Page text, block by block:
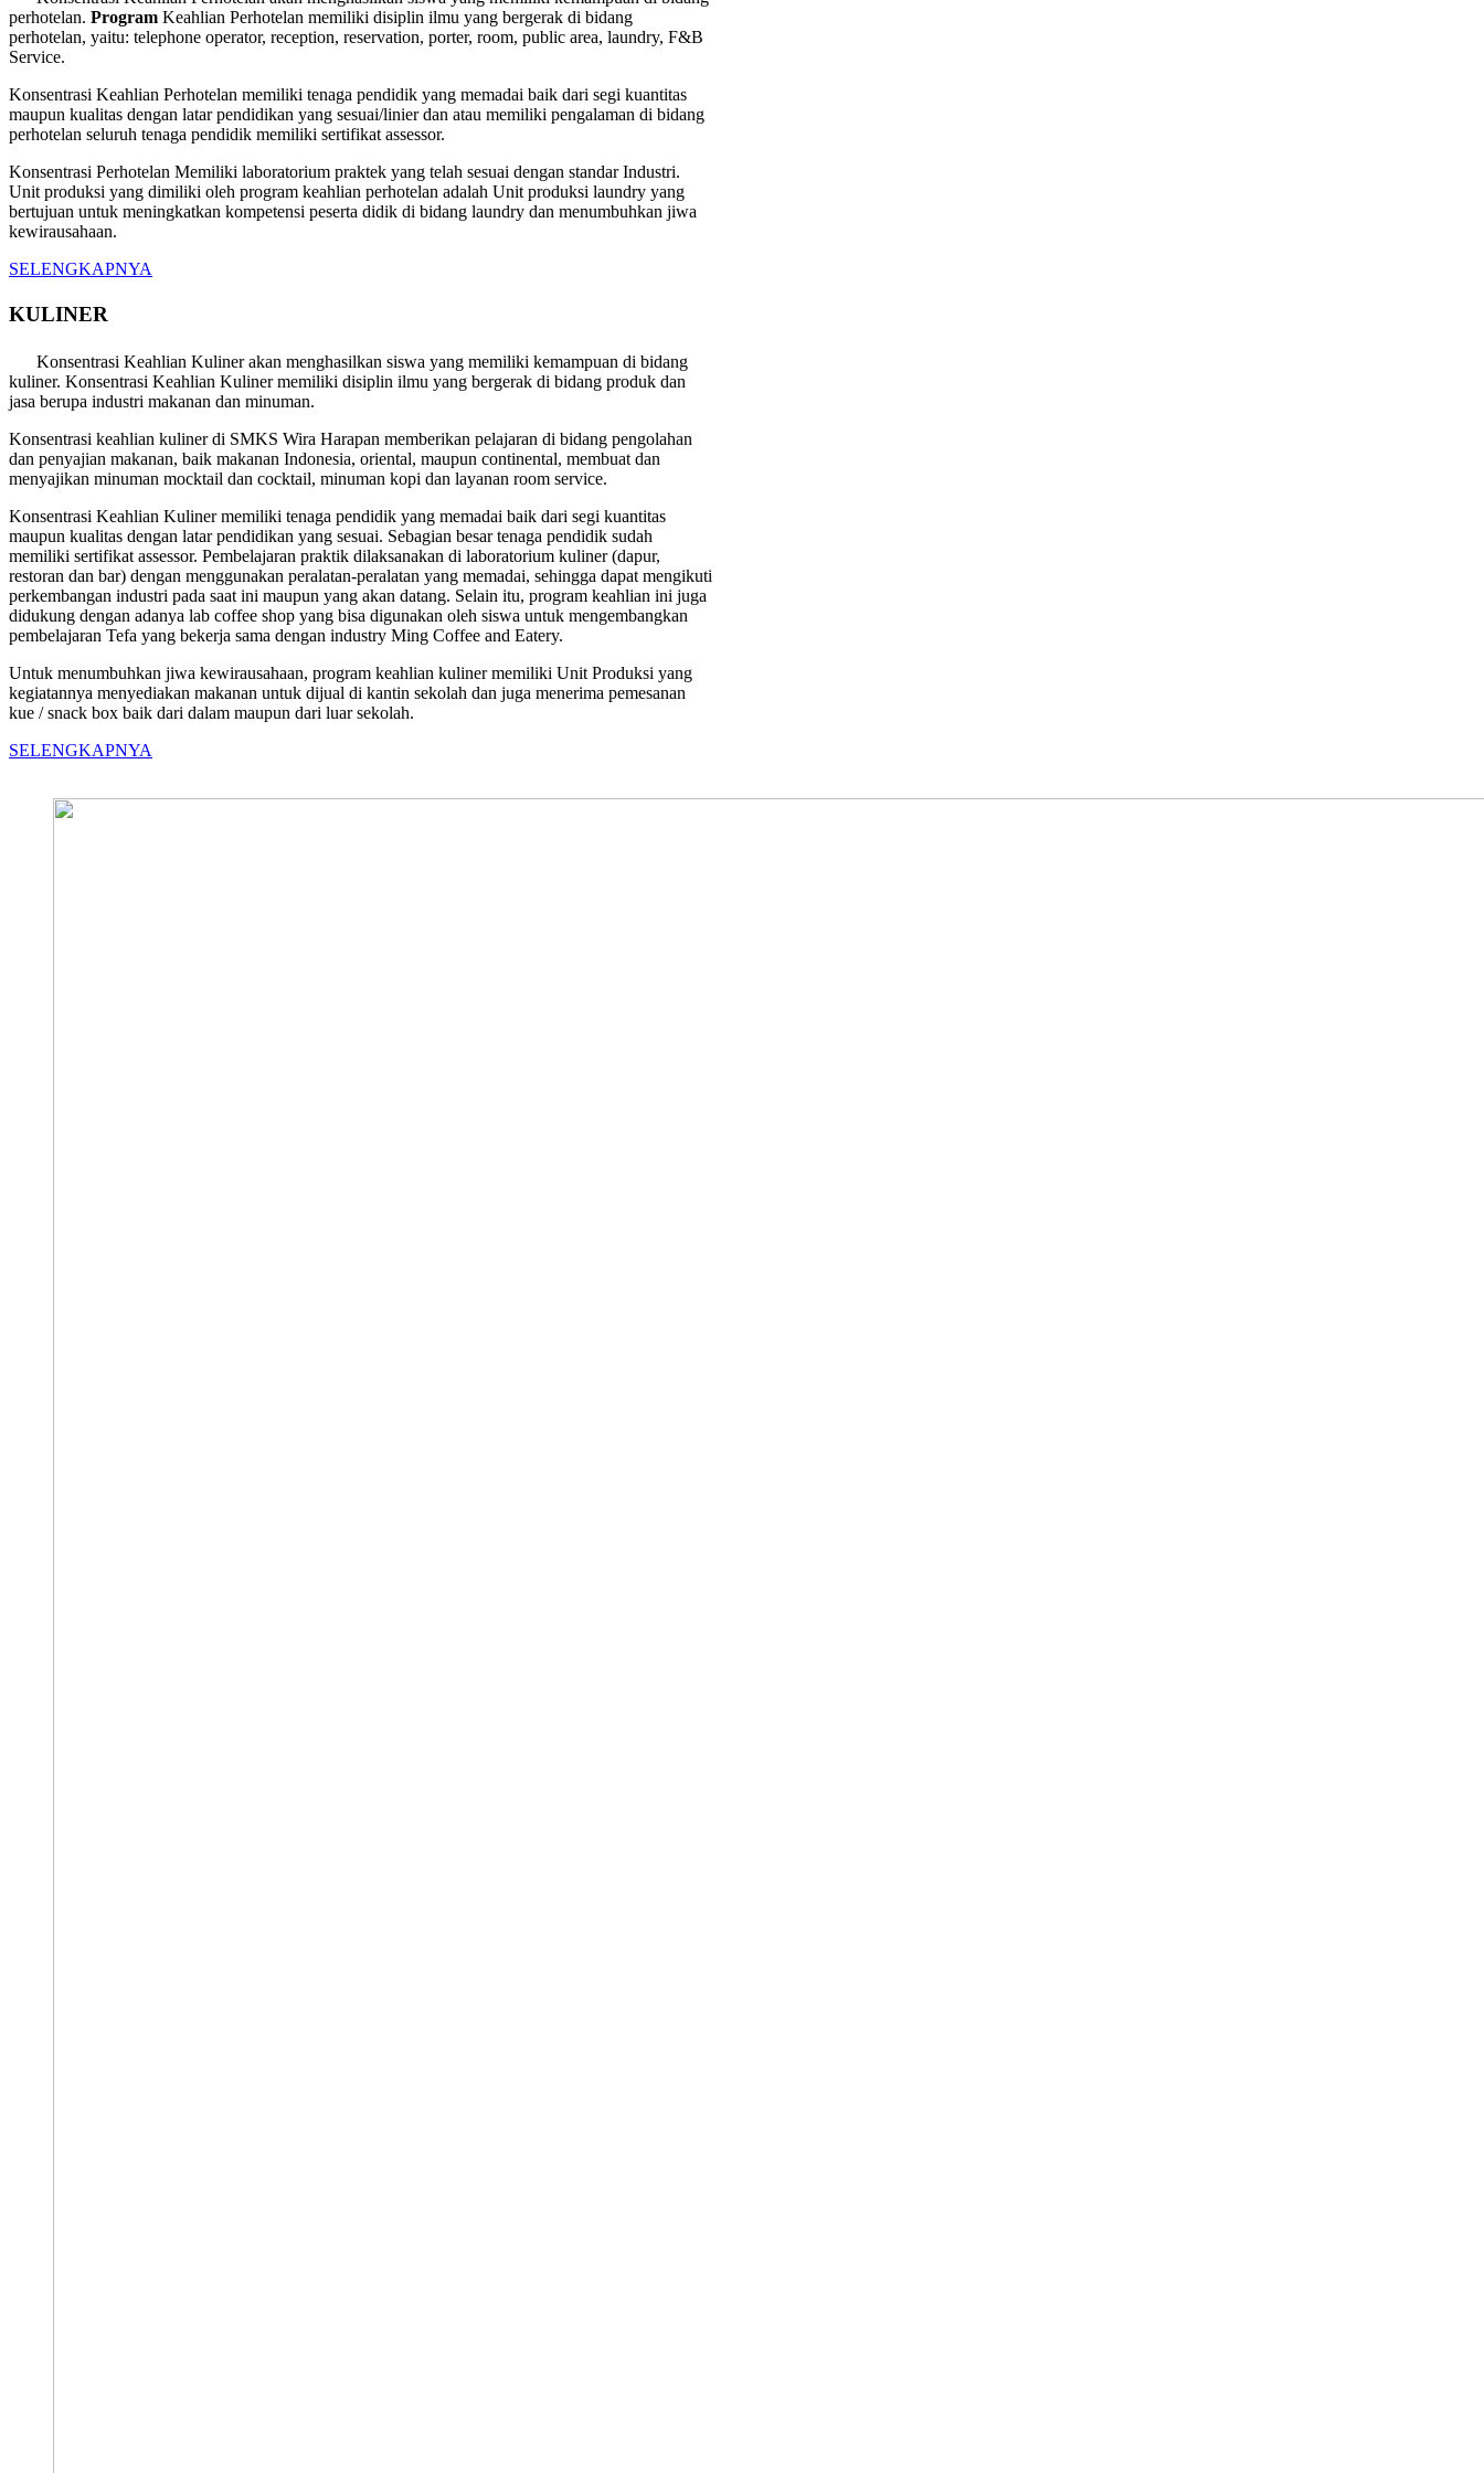
perhotelan. Program Keahlian Perhotelan memiliki disiplin ilmu yang bergerak di bidang
perhotelan, yaitu: telephone operator, reception, reservation, porter, room, public area, laundry, F&B
Service.
Konsentrasi Keahlian Perhotelan memiliki tenaga pendidik yang memadai baik dari segi kuantitas
maupun kualitas dengan latar pendidikan yang sesuai/linier dan atau memiliki pengalaman di bidang
perhotelan seluruh tenaga pendidik memiliki sertifikat assessor.
Konsentrasi Perhotelan Memiliki laboratorium praktek yang telah sesuai dengan standar Industri.
Unit produksi yang dimiliki oleh program keahlian perhotelan adalah Unit produksi laundry yang
bertujuan untuk meningkatkan kompetensi peserta didik di bidang laundry dan menumbuhkan jiwa
kewirausahaan.
SELENGKAPNYA
KULINER
Konsentrasi Keahlian Kuliner akan menghasilkan siswa yang memiliki kemampuan di bidang
kuliner. Konsentrasi Keahlian Kuliner memiliki disiplin ilmu yang bergerak di bidang produk dan
jasa berupa industri makanan dan minuman.
Konsentrasi keahlian kuliner di SMKS Wira Harapan memberikan pelajaran di bidang pengolahan
dan penyajian makanan, baik makanan Indonesia, oriental, maupun continental, membuat dan
menyajikan minuman mocktail dan cocktail, minuman kopi dan layanan room service.
Konsentrasi Keahlian Kuliner memiliki tenaga pendidik yang memadai baik dari segi kuantitas
maupun kualitas dengan latar pendidikan yang sesuai. Sebagian besar tenaga pendidik sudah
memiliki sertifikat assessor. Pembelajaran praktik dilaksanakan di laboratorium kuliner (dapur,
restoran dan bar) dengan menggunakan peralatan-peralatan yang memadai, sehingga dapat mengikuti
perkembangan industri pada saat ini maupun yang akan datang. Selain itu, program keahlian ini juga
didukung dengan adanya lab coffee shop yang bisa digunakan oleh siswa untuk mengembangkan
pembelajaran Tefa yang bekerja sama dengan industry Ming Coffee and Eatery.
Untuk menumbuhkan jiwa kewirausahaan, program keahlian kuliner memiliki Unit Produksi yang
kegiatannya menyediakan makanan untuk dijual di kantin sekolah dan juga menerima pemesanan
kue / snack box baik dari dalam maupun dari luar sekolah.
SELENGKAPNYA